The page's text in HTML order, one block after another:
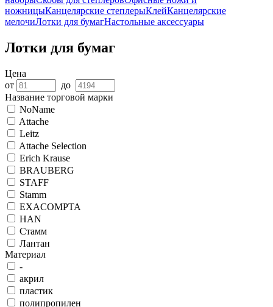
ножницыКанцелярские степлерыКлейКанцелярские
мелочиЛотки для бумагНастольные аксессуары
Лотки для бумаг
Цена
от
до
Название торговой марки
NoName
Attache
Leitz
Attache Selection
Erich Krause
BRAUBERG
STAFF
Stamm
EXACOMPTA
HAN
Стамм
Лантан
Материал
-
акрил
пластик
полипропилен